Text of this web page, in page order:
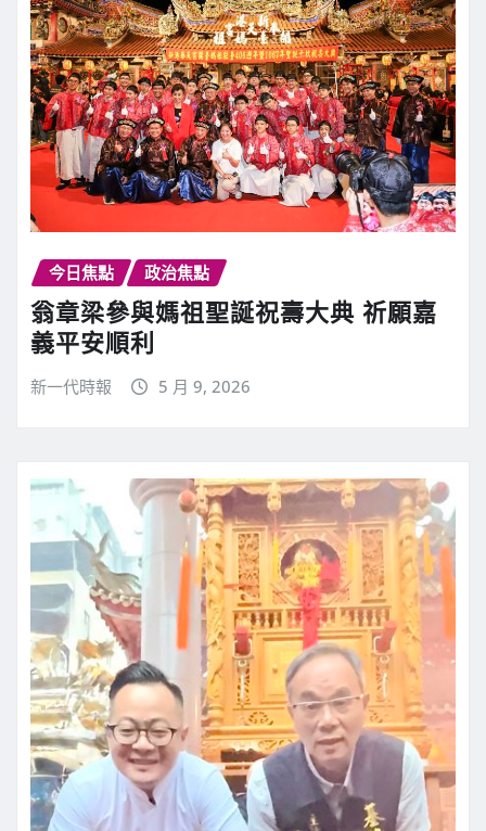
今日焦點 政治焦點
翁章梁參與媽祖聖誕祝壽大典 祈願嘉
義平安順利
新一代時報 5 月 9, 2026